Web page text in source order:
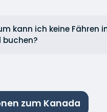
kann ich keine Fähren
buchen?
zum Kanada